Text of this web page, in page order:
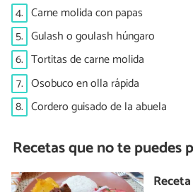
4. Carne molida con papas
5. Gulash o goulash húngaro
6. Tortitas de carne molida
7. Osobuco en olla rápida
8. Cordero guisado de la abuela
Recetas que no te puedes